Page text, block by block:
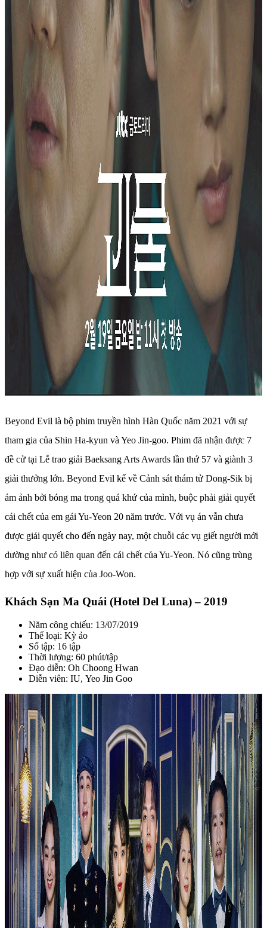
Beyond Evil là bộ phim truyền hình Hàn Quốc năm 2021 với sự
tham gia của Shin Ha-kyun và Yeo Jin-goo. Phim đã nhận được 7
đề cử tại Lễ trao giải Baeksang Arts Awards lần thứ 57 và giành 3
giải thưởng lớn. Beyond Evil kể về Cảnh sát thám tử Dong-Sik bị
ám ảnh bởi bóng ma trong quá khứ của mình, buộc phải giải quyết
cái chết của em gái Yu-Yeon 20 năm trước. Với vụ án vẫn chưa
được giải quyết cho đến ngày nay, một chuỗi các vụ giết người mới
dường như có liên quan đến cái chết của Yu-Yeon. Nó cũng trùng
hợp với sự xuất hiện của Joo-Won.
Khách Sạn Ma Quái (Hotel Del Luna) – 2019
Năm công chiếu: 13/07/2019
Thể loại: Kỳ ảo
Số tập: 16 tập
Thời lượng: 60 phút/tập
Đạo diễn: Oh Choong Hwan
Diễn viên: IU, Yeo Jin Goo